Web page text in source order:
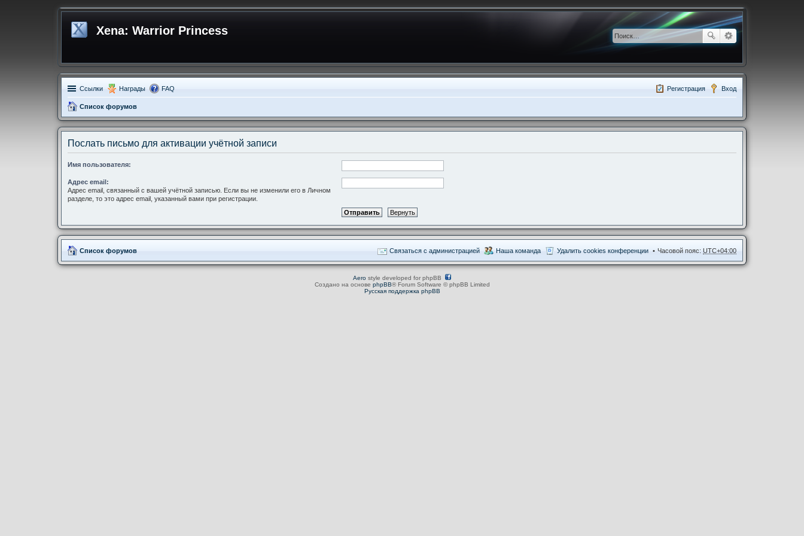
Xena: Warrior Princess
Ссылки Награды FAQ Вход
Регистрация
Список форумов
Послать письмо для активации учётной записи
Имя пользователя:
Адрес email:
Адрес email, связанный с вашей учётной записью. Если вы не изменили его в Личном
разделе, то это адрес email, указанный вами при регистрации.
Список форумов Часовой пояс: UTC+04:00
Удалить cookies конференции
Наша команда
Связаться с администрацией
Aero style developed for phpBB
Создано на основе phpBB® Forum Software © phpBB Limited
Русская поддержка phpBB